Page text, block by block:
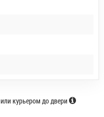
курьером до двери